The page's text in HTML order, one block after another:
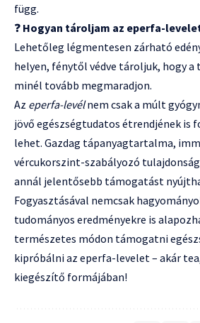
függ.
❓ Hogyan tároljam az eperfa-
Lehetőleg légmentesen zárható
helyen, fénytől védve tároljuk, hogy
minél tovább megmaradjon.
Az eperfa-levélnem csak a múlt
jövő egészségtudatos étrendjének is
lehet. Gazdag tápanyagtartalma,
vércukorszint-szabályozó
annál jelentősebb támogatást
Fogyasztásával nemcsak
tudományos eredményekre is
természetes módon támogatni
kipróbálni az eperfa-levelet – akár
kiegészítő formájában!